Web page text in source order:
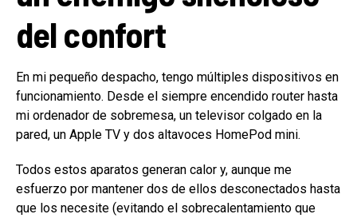
del confort
En mi pequeño despacho, tengo múltiples dispositivos en
funcionamiento. Desde el siempre encendido router hasta
mi ordenador de sobremesa, un televisor colgado en la
pared, un Apple TV y dos altavoces HomePod mini.
Todos estos aparatos generan calor y, aunque me
esfuerzo por mantener dos de ellos desconectados hasta
que los necesite (evitando el sobrecalentamiento que